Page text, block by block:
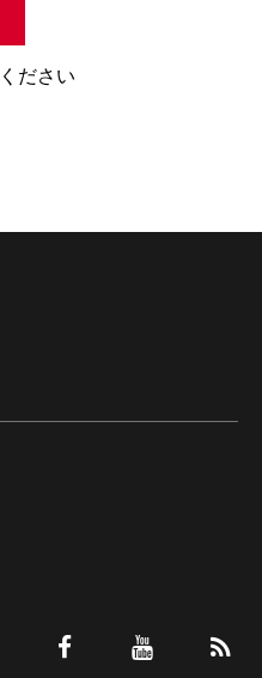
ください